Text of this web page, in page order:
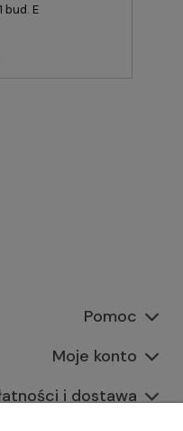
bud. E
Pomoc
Moje konto
i dostawa